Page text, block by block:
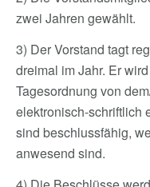
zwei Jahren gewählt.
3) Der Vorstand tagt
dreimal im Jahr. Er
Tagesordnung von
elektronisch-schriftlich
sind beschlussfähig,
anwesend sind.